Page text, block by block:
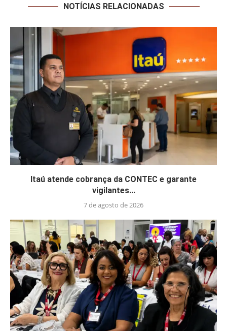
NOTÍCIAS RELACIONADAS
Itaú atende cobrança da CONTEC e garante
vigilantes...
7 de agosto de 2026